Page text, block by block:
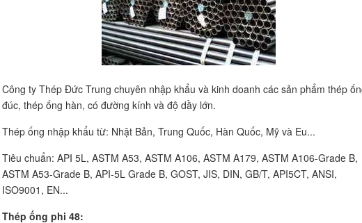
Công ty Thép Đức Trung chuyên nhập khẩu và kinh doanh các sản phẩm thép
đúc, thép ống hàn, có đường kính và độ dầy lớn.
Thép ống nhập khẩu từ: Nhật Bản, Trung Quốc, Hàn Quốc, Mỹ và Eu...
Tiêu chuẩn: API 5L, ASTM A53, ASTM A106, ASTM A179, ASTM A106-Grade B,
ASTM A53-Grade B, API-5L Grade B, GOST, JIS, DIN, GB/T, API5CT, ANSI,
ISO9001, EN...
Thép ống phi 48: